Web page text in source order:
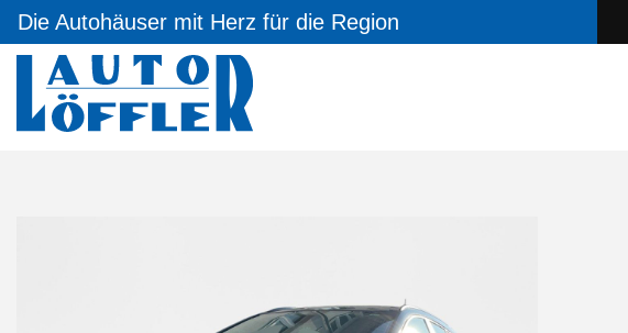
Die Autohäuser mit Herz für die Region